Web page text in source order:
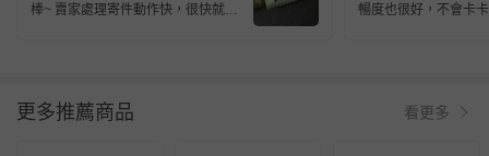
棒~ 賣家處理寄件動作快，很快就收
暢度也很好，不會卡
更多推薦商品 看更多